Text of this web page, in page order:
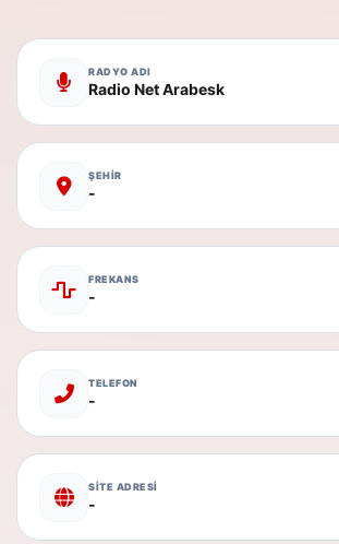
RADYO ADI
Radio Net Arabesk
ŞEHİR
-
FREKANS
-
TELEFON
-
SİTE ADRESİ
-